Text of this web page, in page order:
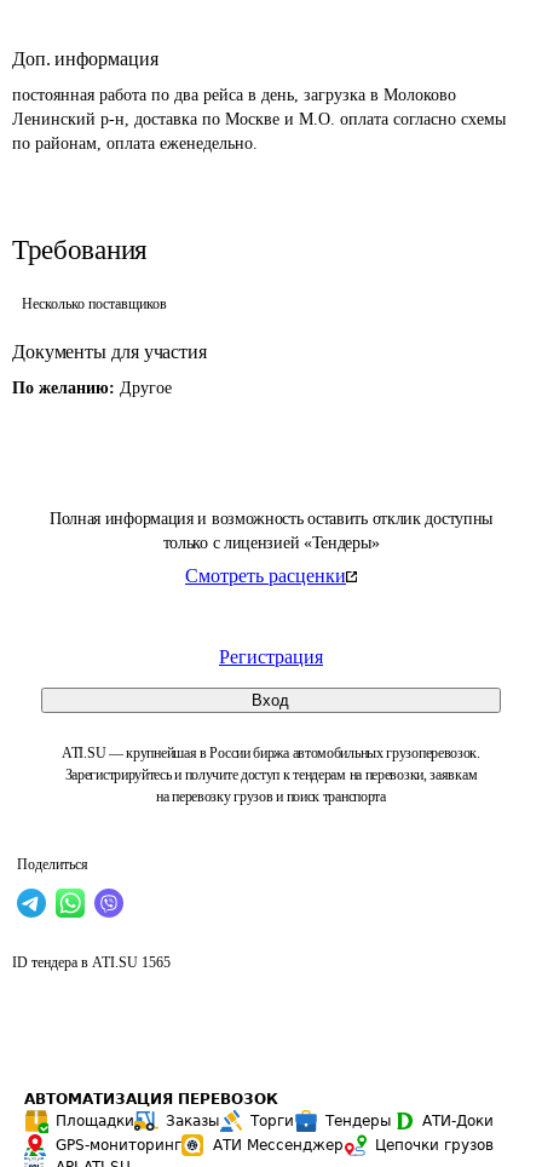
Полная информация и возможность оставить отклик доступны
только с лицензией «Тендеры»
Смотреть расценки
Регистрация
Вход
ATI.SU — крупнейшая в России биржа автомобильных грузоперевозок.
Зарегистрируйтесь и получите доступ к тендерам на перевозки, заявкам
на перевозку грузов и поиск транспорта
Поделиться
Доп. информация
постоянная работа по два рейса в день, загрузка в Молоково
Ленинский р-н, доставка по Москве и М.О. оплата согласно схемы
по районам, оплата еженедельно.
Требования
Несколько поставщиков
Документы для участия
По желанию: Другое
ID тендера в ATI.SU 1565
АВТОМАТИЗАЦИЯ ПЕРЕВОЗОК
Площадки
Заказы Торги Тендеры
АТИ-Доки
GPS-мониторинг
АТИ Мессенджер
Цепочки грузов